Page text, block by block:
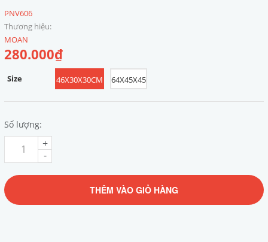
PNV606
Thương hiệu:
MOAN
280.000₫
Size 46X30X30CM 64X45X45
Số lượng:
-
+
THÊM VÀO GIỎ HÀNG